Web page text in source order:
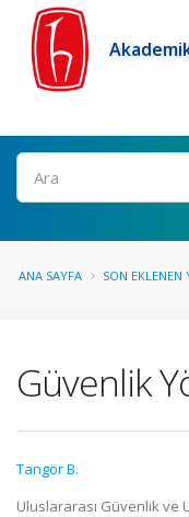
Ara
ANA SAYFA SON EKLENEN
Güvenlik
Tangör B.
Uluslararası Güvenlik ve